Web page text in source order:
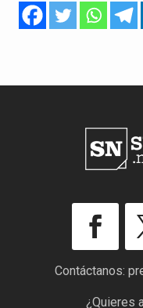
Contáctanos:
¿Quieres